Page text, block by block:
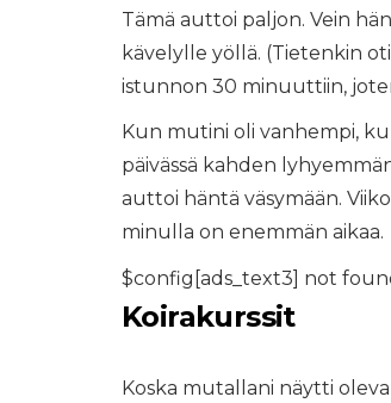
Tämä auttoi paljon. Vein
kävelylle yöllä. (Tietenkin
istunnon 30 minuuttiin,
Kun mutini oli vanhempi,
päivässä kahden
auttoi häntä väsymään.
minulla on enemmän aikaa.
$config[ads_text3] not
Koirakurssit
Koska mutallani näytti